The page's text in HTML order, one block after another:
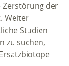
Zerstörung der
Weiter
Studien
zu suchen,